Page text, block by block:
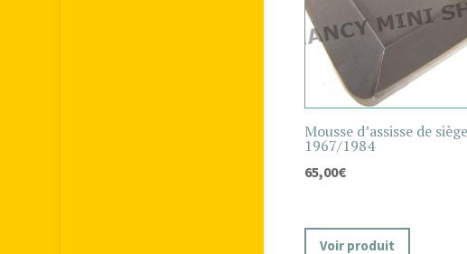
Mousse d’assisse de siège
1967/1984
65,00€
Voir produit